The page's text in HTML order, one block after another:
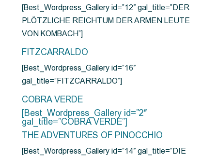
[Best_Wordpress_Gallery id=”12″ gal_title=”DER
PLÖTZLICHE REICHTUM DER ARMEN LEUTE
VON KOMBACH”]
FITZCARRALDO
[Best_Wordpress_Gallery id=”16″
gal_title=”FITZCARRALDO”]
COBRA VERDE
[Best_Wordpress_Gallery id=”2″
gal_title=”COBRA VERDE”]
THE ADVENTURES OF PINOCCHIO
[Best_Wordpress_Gallery id=”14″ gal_title=”DIE